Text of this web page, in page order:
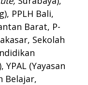
PPLH Bali,
Barat, P-
Sekolah
(Yayasan
Belajar,